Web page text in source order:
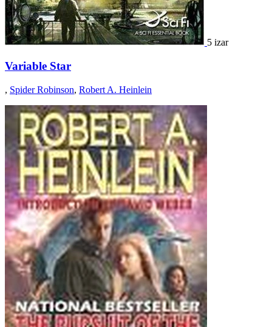
5 izar
Variable Star
, Spider Robinson, Robert A. Heinlein